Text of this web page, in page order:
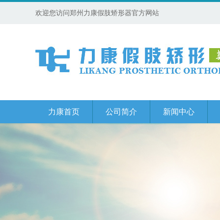
欢迎您访问郑州力康假肢矫形器官方网站
力康首页 公司简介 新闻中心